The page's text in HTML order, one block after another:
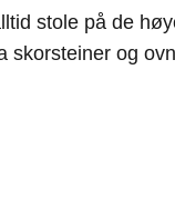
stole på de
skorsteiner og